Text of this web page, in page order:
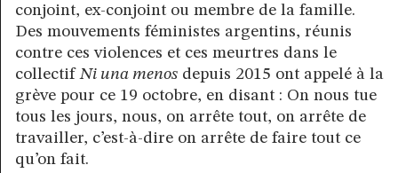
conjoint, ex-conjoint ou membre de la famille.
Des mouvements féministes argentins, réunis
contre ces violences et ces meurtres dans le
collectifNi una menos depuis 2015 ont appelé à la
grève pour ce 19 octobre, en disant : On nous tue
tous les jours, nous, on arrête tout, on arrête de
travailler, c’est-à-dire on arrête de faire tout ce
qu’on fait.